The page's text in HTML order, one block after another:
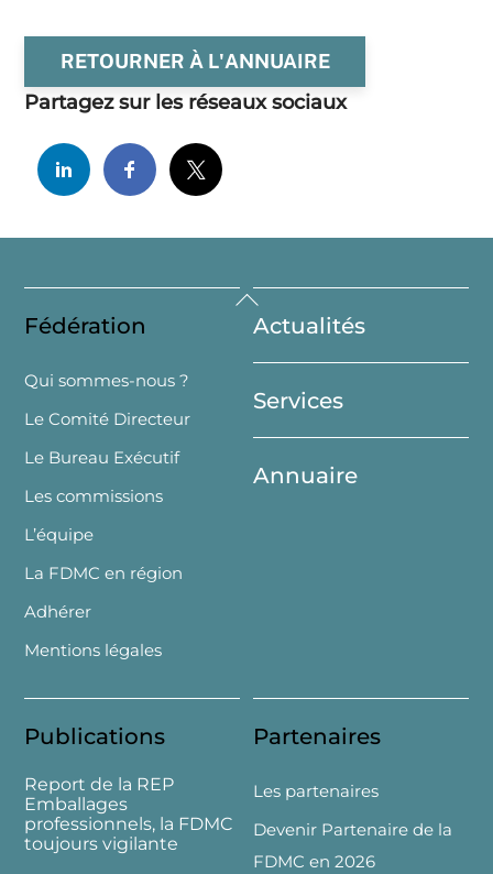
RETOURNER À L'ANNUAIRE
Partagez sur les réseaux sociaux
Back
To
Top
Fédération
Qui sommes-nous ?
Le Comité Directeur
Le Bureau Exécutif
Les commissions
L’équipe
La FDMC en région
Adhérer
Mentions légales
Actualités
Services
Annuaire
Publications
Report de la REP
Emballages
professionnels, la FDMC
toujours vigilante
Partenaires
Les partenaires
Devenir Partenaire de la
FDMC en 2026